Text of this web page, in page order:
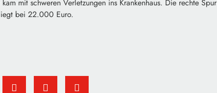
mit schweren Verletzungen ins Krankenhaus. Die rechte Spur
bei 22.000 Euro.